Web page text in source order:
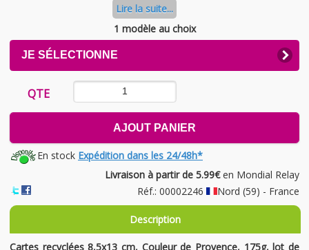
Lire la suite...
1 modèle au choix
JE SÉLECTIONNE
EXPAND
CONTENTS
QTE
AJOUT PANIER
En stock Expédition dans les 24/48h*
Livraison à partir de 5.99€en Mondial Relay
Réf.: 00002246
Nord (59) - France
Description
Cartes recyclées 8,5x13 cm, Couleur de Provence, 175g, lot de